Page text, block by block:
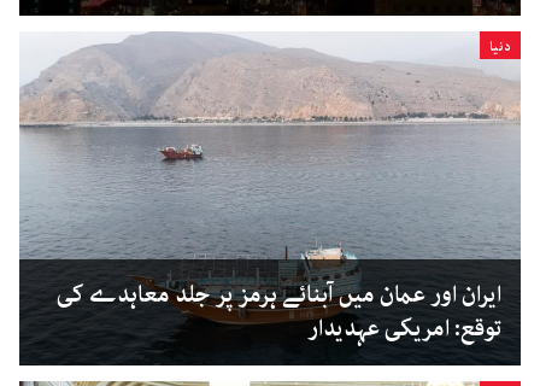
دنیا
ایران اور عمان میں آبنائے ہرمز پر جلد معاہدے کی
توقع: امریکی عہدیدار